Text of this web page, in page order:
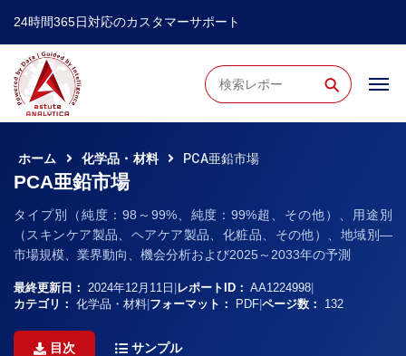
24時間365日対応のカスタマーサポート
⚲
ホーム 化学品・材料 PCA亜鉛市場
PCA亜鉛市場
タイプ別（純度：98～99%、純度：99%超、その他）、用途別
（スキンケア製品、ヘアケア製品、化粧品、その他）、地域別―
市場規模、業界動向、機会分析および2025～2033年の予測
最終更新日： 2024年12月11日 レポートID： AA1224998
カテゴリ：
化学品・材料 フォーマット： PDF ページ数： 132
目次 サンプル